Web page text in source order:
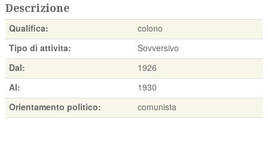
Descrizione
Qualifica:
colono
Tipo di attivita:
Sovversivo
Dal:
1926
Al:
1930
Orientamento politico:
comunista